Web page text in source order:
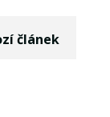
článek